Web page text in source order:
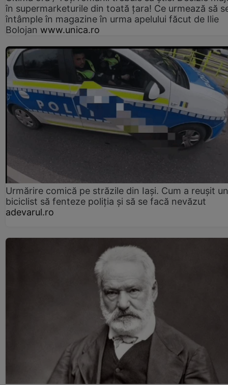
în supermarketurile din toată țara! Ce urmează să
întâmple în magazine în urma apelului făcut de Ilie
Bolojan www.unica.ro
Urmărire comică pe străzile din Iași. Cum a reușit un
biciclist să fenteze poliția și să se facă nevăzut
adevarul.ro